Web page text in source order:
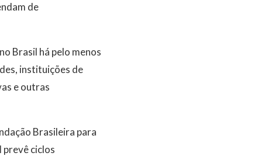
de
Brasil há pelo menos
instituições de
e outras
Brasileira para
ciclos